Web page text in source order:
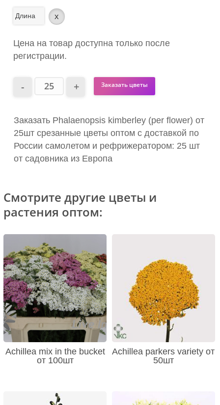
Длина x
Цена на товар доступна только после
регистрации.
Заказать цветы
Заказать Phalaenopsis kimberley (per flower) от
25шт срезанные цветы оптом с доставкой по
России самолетом и рефрижератором: 25 шт
от садовника из Европа
Смотрите другие цветы и
растения оптом:
Achillea mix in the bucket
от 100шт
Achillea parkers variety от
50шт